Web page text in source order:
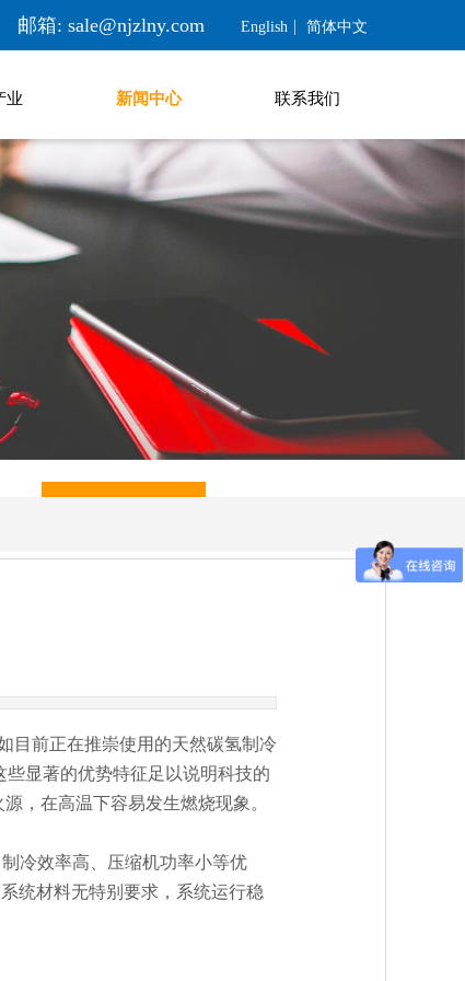
邮箱: sale@njzlny.com English 简体中文
业 新闻中心 联系我们
前正在推崇使用的天然碳氢制冷
些显著的优势特征足以说明科技的
，在高温下容易发生燃烧现象。
冷效率高、压缩机功率小等优
统材料无特别要求，系统运行稳